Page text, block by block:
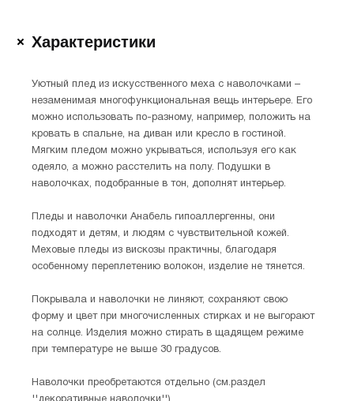
Характеристики
Уютный плед из искусственного меха с наволочками –
незаменимая многофункциональная вещь интерьере. Его
можно использовать по-разному, например, положить на
кровать в спальне, на диван или кресло в гостиной.
Мягким пледом можно укрываться, используя его как
одеяло, а можно расстелить на полу. Подушки в
наволочках, подобранные в тон, дополнят интерьер.
Пледы и наволочки Анабель гипоаллергенны, они
подходят и детям, и людям с чувствительной кожей.
Меховые пледы из вискозы практичны, благодаря
особенному переплетению волокон, изделие не тянется.
Покрывала и наволочки не линяют, сохраняют свою
форму и цвет при многочисленных стирках и не выгорают
на солнце. Изделия можно стирать в щадящем режиме
при температуре не выше 30 градусов.
Наволочки преобретаются отдельно (см.раздел